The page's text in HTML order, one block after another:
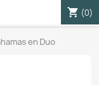
shopping_cart (0)
en Duo